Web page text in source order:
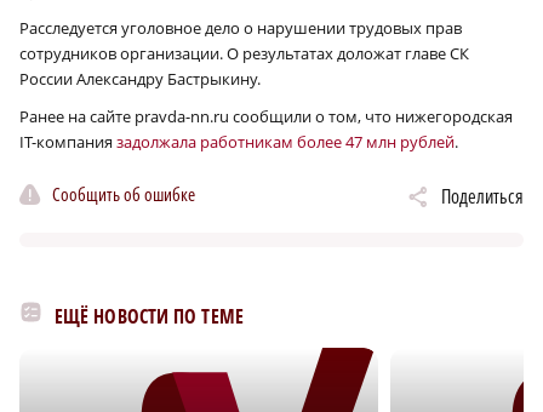
Расследуется уголовное дело о нарушении трудовых прав
сотрудников организации. О результатах доложат главе СК
России Александру Бастрыкину.
Ранее на сайте pravda-nn.ru сообщили о том, что нижегородская
IT-компания задолжала работникам более 47 млн рублей.
Сообщить об ошибке Поделиться
ЕЩЁ НОВОСТИ ПО ТЕМЕ